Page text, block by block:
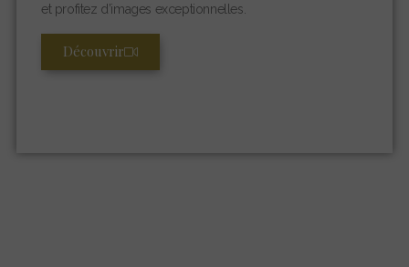
et profitez d’images exceptionnelles.
Découvrir